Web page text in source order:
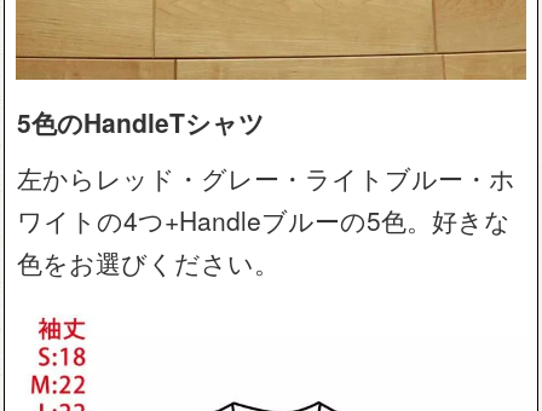
5色のHandleTシャツ
左からレッド・グレー・ライトブルー・ホ
ワイトの4つ+Handleブルーの5色。好きな
色をお選びください。